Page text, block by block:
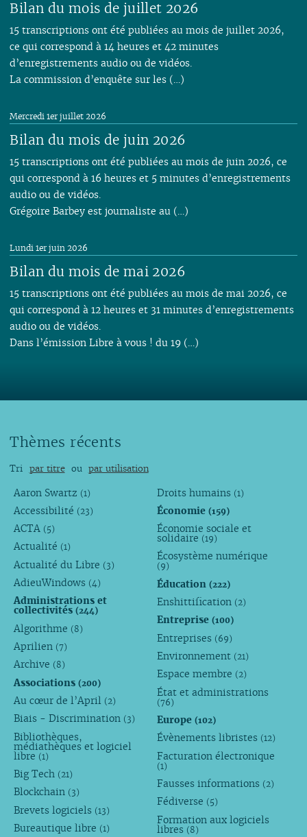
01
01
02
01
Bilan du mois de juillet 2026
15 transcriptions ont été publiées au mois de juillet 2026,
ce qui correspond à 14 heures et 42 minutes
d’enregistrements audio ou de vidéos.
La commission d’enquête sur les (…)
Bilan du mois de juin 2026
Mercredi 1er juillet 2026
15 transcriptions ont été publiées au mois de juin 2026, ce
qui correspond à 16 heures et 5 minutes d’enregistrements
audio ou de vidéos.
Grégoire Barbey est journaliste au (…)
Bilan du mois de mai 2026
Lundi 1er juin 2026
15 transcriptions ont été publiées au mois de mai 2026, ce
qui correspond à 12 heures et 31 minutes d’enregistrements
audio ou de vidéos.
Dans l’émission Libre à vous ! du 19 (…)
Thèmes récents
Tri par titre ou par utilisation
Aaron Swartz (1)
Accessibilité (23)
ACTA (5)
Actualité (1)
Actualité du Libre (3)
AdieuWindows (4)
Administrations et
collectivités (244)
Algorithme (8)
Aprilien (7)
Archive (8)
Associations (200)
Au cœur de l’April (2)
Biais - Discrimination (3)
Bibliothèques,
médiathèques et logiciel
libre (1)
Big Tech (21)
Blockchain (3)
Brevets logiciels (13)
Bureautique libre (1)
Droits humains (1)
Économie(159)
Économie sociale et
solidaire (19)
Écosystème numérique
(9)
Éducation(222)
Enshittification (2)
Entreprise(100)
Entreprises (69)
Environnement (21)
Espace membre (2)
État et administrations
(76)
Europe(102)
Évènements libristes (12)
Facturation électronique
(1)
Fausses informations (2)
Fédiverse (5)
Formation aux logiciels
libres (8)